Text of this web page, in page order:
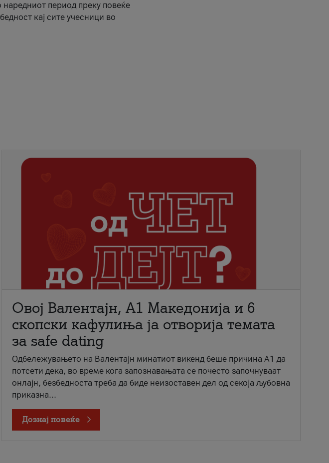
период преку повеќе
кај сите учесници во
Овој Валентајн, A1 Македонија и 6
скопски кафулиња ја отворија темата
за safe dating
Одбележувањето на Валентајн минатиот викенд беше причина А1 да
потсети дека, во време кога запознавањата се почесто започнуваат
онлајн, безбедноста треба да биде неизоставен дел од секоја љубовна
приказна...
Дознај повеќе